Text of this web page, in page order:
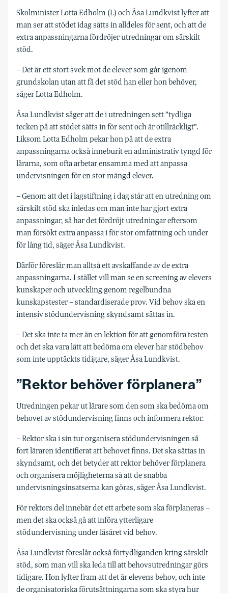
Skolminister Lotta Edholm (L) och Åsa Lundkvist lyfter att
man ser att stödet idag sätts in alldeles för sent, och att de
extra anpassningarna fördröjer utredningar om särskilt
stöd.
– Det är ett stort svek mot de elever som går igenom
grundskolan utan att få det stöd han eller hon behöver,
säger Lotta Edholm.
Åsa Lundkvist säger att de i utredningen sett ”tydliga
tecken på att stödet sätts in för sent och är otillräckligt”.
Liksom Lotta Edholm pekar hon på att de extra
anpassningarna också inneburit en administrativ tyngd för
lärarna, som ofta arbetar ensamma med att anpassa
undervisningen för en stor mängd elever.
– Genom att det i lagstiftning i dag står att en utredning om
särskilt stöd ska inledas om man inte har gjort extra
anpassningar, så har det fördröjt utredningar eftersom
man försökt extra anpassa i för stor omfattning och under
för lång tid, säger Åsa Lundkvist.
Därför föreslår man alltså ett avskaffande av de extra
anpassningarna. I stället vill man se en screening av elevers
kunskaper och utveckling genom regelbundna
kunskapstester – standardiserade prov. Vid behov ska en
intensiv stödundervisning skyndsamt sättas in.
– Det ska inte ta mer än en lektion för att genomföra testen
och det ska vara lätt att bedöma om elever har stödbehov
som inte upptäckts tidigare, säger Åsa Lundkvist.
”Rektor behöver förplanera”
Utredningen pekar ut lärare som den som ska bedöma om
behovet av stödundervisning finns och informera rektor.
– Rektor ska i sin tur organisera stödundervisningen så
fort läraren identifierat att behovet finns. Det ska sättas in
skyndsamt, och det betyder att rektor behöver förplanera
och organisera möjligheterna så att de snabba
undervisningsinsatserna kan göras, säger Åsa Lundkvist.
För rektors del innebär det ett arbete som ska förplaneras –
men det ska också gå att införa ytterligare
stödundervisning under läsåret vid behov.
Åsa Lundkvist föreslår också förtydliganden kring särskilt
stöd, som man vill ska leda till att behovsutredningar görs
tidigare. Hon lyfter fram att det är elevens behov, och inte
de organisatoriska förutsättningarna som ska styra hur